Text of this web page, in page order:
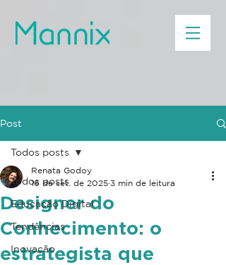
Post
Todos posts
Educação Digital
Tendências
Inovação
Todos posts
Designer do
Conhecimento: o
estrategista que
Renata Godoy
16 de set. de 2025 3 min de leitura